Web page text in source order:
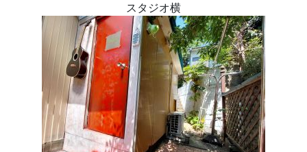
スタジオ横